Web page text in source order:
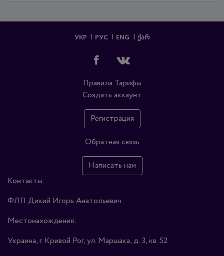
УКР РУС ENG ᲥᲐᲠ
Правила Тарифы
Создать аккаунт
Регистрация
Обратная связь
Написать нам
Контакты:
ФЛП Дикий Игорь Анатольевич
Местонахождения:
Украина, г. Кривой Рог, ул. Маршака, д. 3, кв. 52